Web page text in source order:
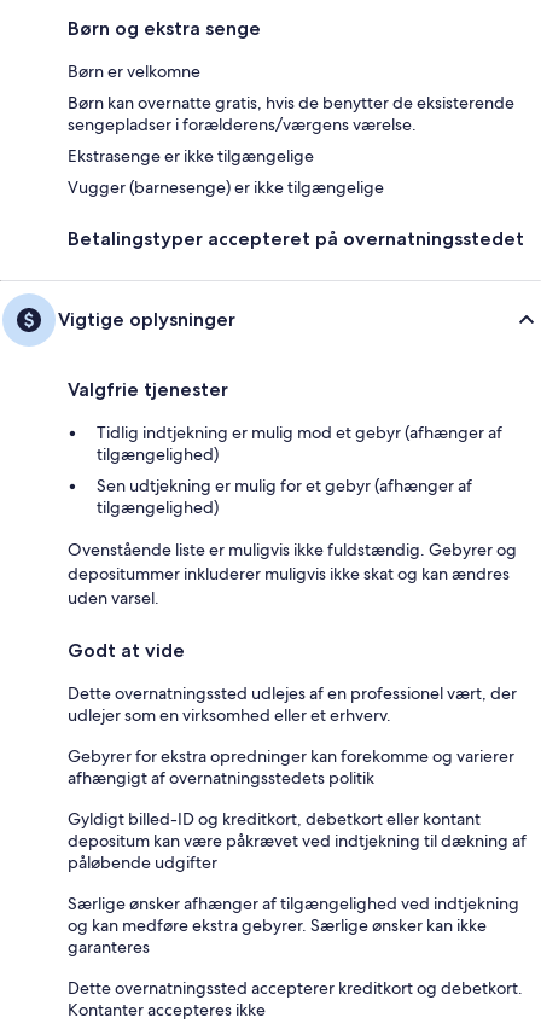
Børn og ekstra senge
Børn er velkomne
Børn kan overnatte gratis, hvis de benytter de eksisterende
sengepladser i forælderens/værgens værelse.
Ekstrasenge er ikke tilgængelige
Vugger (barnesenge) er ikke tilgængelige
Betalingstyper accepteret på overnatningsstedet
Vigtige oplysninger
Valgfrie tjenester
Tidlig indtjekning er mulig mod et gebyr (afhænger af
tilgængelighed)
Sen udtjekning er mulig for et gebyr (afhænger af
tilgængelighed)
Ovenstående liste er muligvis ikke fuldstændig. Gebyrer og
depositummer inkluderer muligvis ikke skat og kan ændres
uden varsel.
Godt at vide
Dette overnatningssted udlejes af en professionel vært, der
udlejer som en virksomhed eller et erhverv.
Gebyrer for ekstra opredninger kan forekomme og varierer
afhængigt af overnatningsstedets politik
Gyldigt billed-ID og kreditkort, debetkort eller kontant
depositum kan være påkrævet ved indtjekning til dækning af
påløbende udgifter
Særlige ønsker afhænger af tilgængelighed ved indtjekning
og kan medføre ekstra gebyrer. Særlige ønsker kan ikke
garanteres
Dette overnatningssted accepterer kreditkort og debetkort.
Kontanter accepteres ikke